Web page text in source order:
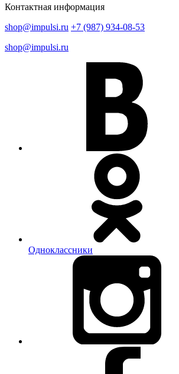
Контактная информация
shop@impulsi.ru +7 (987) 934-08-53
shop@impulsi.ru
Одноклассники